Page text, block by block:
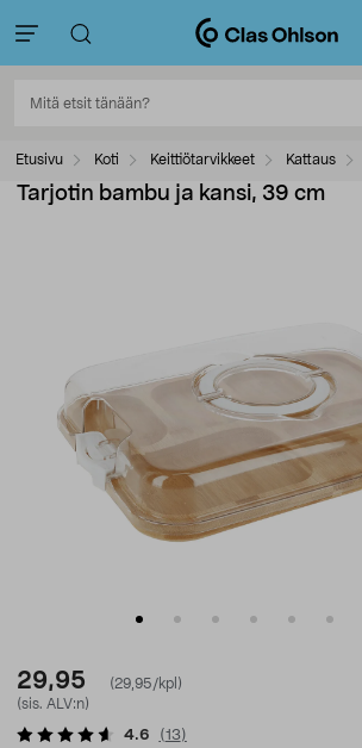
Etusivu Koti Keittiötarvikkeet Kattaus
Tarjotin bambu ja kansi, 39 cm
29,95
(29,95/kpl)
(sis. ALV:n)
4.6 (13)